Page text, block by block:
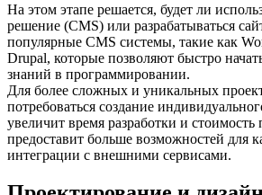
На этом этапе решается, будет ли
решение (CMS) или разрабатываться
популярные CMS системы, такие как
Drupal, которые позволяют быстро
знаний в программировании.
Для более сложных и уникальных
потребоваться создание
увеличит время разработки и стоимость
предоставит больше возможностей для
интеграции с внешними сервисами.